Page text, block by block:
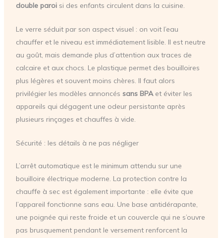
double paroisi des enfants circulent dans la cuisine.
Le verre séduit par son aspect visuel : on voit l’eau
chauffer et le niveau est immédiatement lisible. Il est neutre
au goût, mais demande plus d’attention aux traces de
calcaire et aux chocs. Le plastique permet des bouilloires
plus légères et souvent moins chères. Il faut alors
privilégier les modèles annoncés sans BPAet éviter les
appareils qui dégagent une odeur persistante après
plusieurs rinçages et chauffes à vide.
Sécurité : les détails à ne pas négliger
L’arrêt automatique est le minimum attendu sur une
bouilloire électrique moderne. La protection contre la
chauffe à sec est également importante : elle évite que
l’appareil fonctionne sans eau. Une base antidérapante,
une poignée qui reste froide et un couvercle qui ne s’ouvre
pas brusquement pendant le versement renforcent la